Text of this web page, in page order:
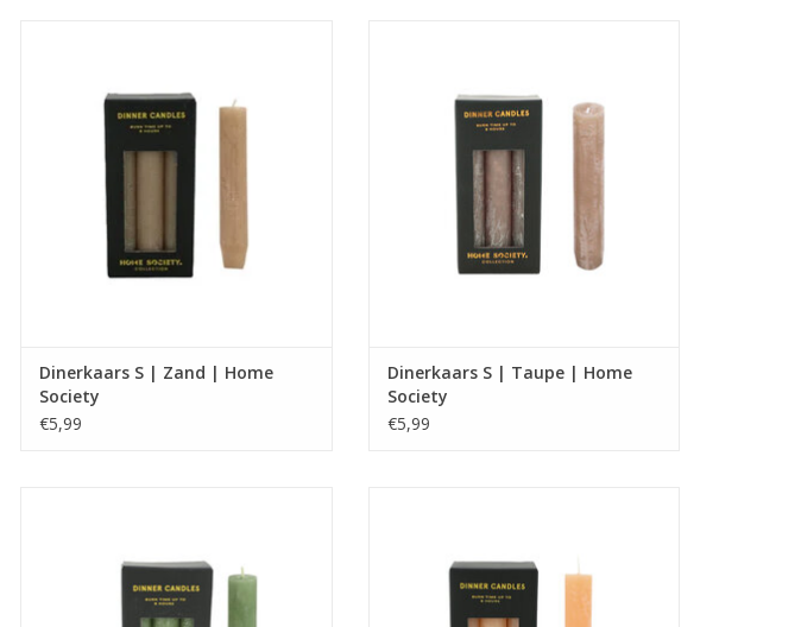
Dinerkaars S | Zand | Home
Society
€5,99
TOEVOEGEN AAN WINKELWAGEN
Dinerkaars S | Taupe | Home
Society
€5,99
TOEVOEGEN AAN WINKELWAGEN
TOEVOEGEN AAN WINKELWAGEN